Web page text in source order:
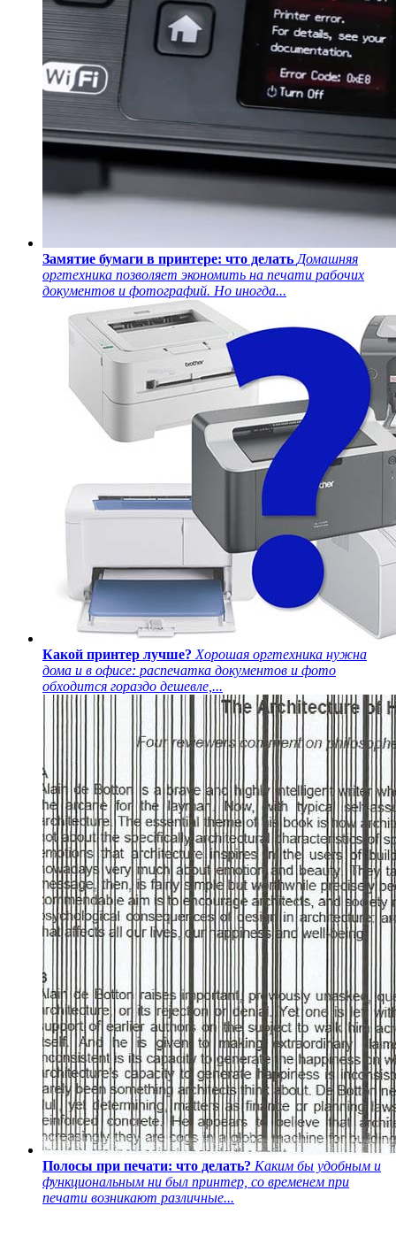
Замятие бумаги в принтере: что делать Домашняя
оргтехника позволяет экономить на печати рабочих
документов и фотографий. Но иногда...
Какой принтер лучше? Хорошая оргтехника нужна
дома и в офисе: распечатка документов и фото
обходится гораздо дешевле,...
Полосы при печати: что делать? Каким бы удобным и
функциональным ни был принтер, со временем при
печати возникают различные...